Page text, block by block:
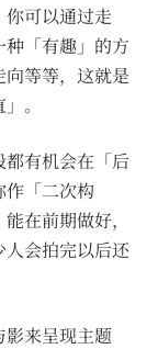
可以通过走
「有趣」的方
等等，这就是
。
有机会在「后
「二次构
在前期做好，
会拍完以后还
影来呈现主题